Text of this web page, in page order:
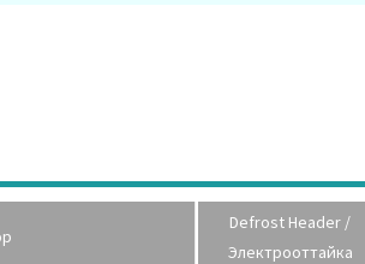
Defrost Header /
Электрооттайка